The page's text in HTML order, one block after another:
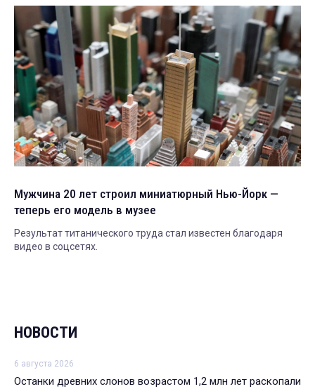
Мужчина 20 лет строил миниатюрный Нью-Йорк —
теперь его модель в музее
Результат титанического труда стал известен благодаря
видео в соцсетях.
НОВОСТИ
6 августа 2026
Останки древних слонов возрастом 1,2 млн лет раскопали